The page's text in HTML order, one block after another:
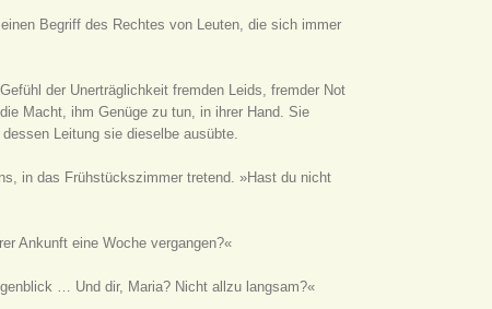
Begriff des Rechtes von Leuten, die sich immer
der Unerträglichkeit fremden Leids, fremder Not
Macht, ihm Genüge zu tun, in ihrer Hand. Sie
Leitung sie dieselbe ausübte.
in das Frühstückszimmer tretend. »Hast du nicht
Ankunft eine Woche vergangen?«
… Und dir, Maria? Nicht allzu langsam?«